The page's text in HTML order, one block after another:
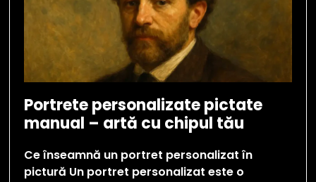
Portrete personalizate pictate
manual – artă cu chipul tău
Ce înseamnă un portret personalizat în
pictură Un portret personalizat este o